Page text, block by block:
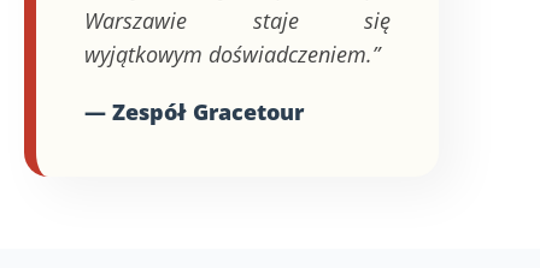
Warszawie staje się
wyjątkowym doświadczeniem.”
— Zespół Gracetour